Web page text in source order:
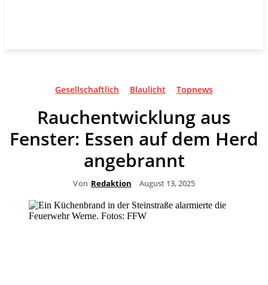
Gesellschaftlich Blaulicht Topnews
Rauchentwicklung aus
Fenster: Essen auf dem Herd
angebrannt
Von Redaktion August 13, 2025